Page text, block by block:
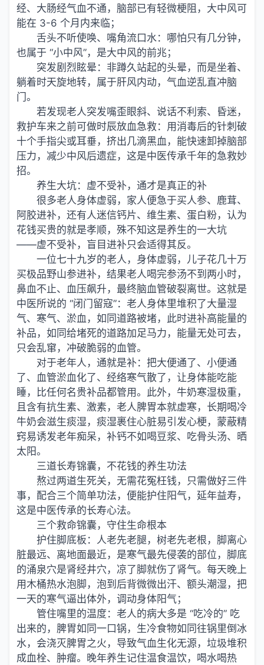
经、大肠经气血不通，脑部已有轻微梗阻，大中风可
能在 3-6 个月内来临；
舌头不听使唤、嘴角流口水：哪怕只有几分钟，
也属于 “小中风”，是大中风的前兆；
突发剧烈眩晕：非蹲久站起的头晕，而是坐着、
躺着时天旋地转，属于肝风内动，气血逆乱直冲脑
门。
若发现老人突发嘴歪眼斜、说话不利索、昏迷，
救护车来之前可做时辰放血急救：用消毒后的针刺破
十个手指尖或耳垂，挤出几滴黑血，能快速卸掉脑部
压力，减少中风后遗症，这是中医传承千年的急救妙
招。
养生大坑：虚不受补，通才是真正的补
很多老人身体虚弱，家人便急于买人参、鹿茸、
阿胶进补，还有人迷信钙片、维生素、蛋白粉，认为
花钱买贵的就是孝顺，殊不知这是养生的一大坑
——虚不受补，盲目进补只会适得其反。
一位七十九岁的老人，身体虚弱，儿子花几十万
买极品野山参进补，结果老人喝完参汤不到两小时，
鼻血不止、血压飙升，最终脑血管破裂离世。这就是
中医所说的 “闭门留寇”：老人身体里堆积了大量湿
气、寒气、淤血，如同道路被堵，此时进补高能量的
补品，如同给堵死的道路加足马力，能量无处可去，
只会乱窜，冲破脆弱的血管。
对于老年人，通就是补：把大便通了、小便通
了、血管淤血化了、经络寒气散了，让身体能吃能
睡，比任何名贵补品都管用。此外，牛奶寒湿极重，
且含有抗生素、激素，老人脾胃本就虚寒，长期喝冷
牛奶会滋生痰湿，痰湿裹住心脏易引发心梗，蒙蔽精
窍易诱发老年痴呆，补钙不如喝豆浆、吃骨头汤、晒
太阳。
三道长寿锦囊，不花钱的养生功法
熬过两道生死关，无需花冤枉钱，只需做好三件
事，配合三个简单功法，便能护住阳气，延年益寿，
这是中医传承的长寿心法。
三个救命锦囊，守住生命根本
护住脚底板：人老先老腿，树老先老根，脚离心
脏最远、离地面最近，是寒气最先侵袭的部位，脚底
的涌泉穴是肾经井穴，凉了脚就伤了肾气。每天晚上
用木桶热水泡脚，泡到后背微微出汗、额头潮湿，把
一天的寒气逼出体外，调动身体阳气；
管住嘴里的温度：老人的病大多是 “吃冷的” 吃
出来的，脾胃如同一口锅，生冷食物如同往锅里倒冰
水，会浇灭脾胃之火，导致气血生化无源，垃圾堆积
成血栓、肿瘤。晚年养生记住温食温饮，喝水喝热